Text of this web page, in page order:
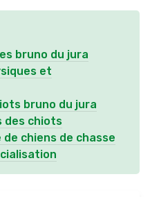
bruno du jura
et
bruno du jura
des chiots
chiens de chasse